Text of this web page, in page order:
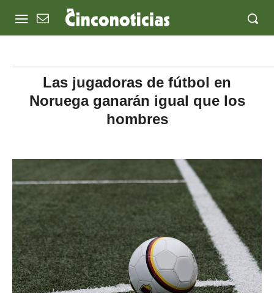
Las jugadoras de fútbol en
Noruega ganarán igual que los
hombres